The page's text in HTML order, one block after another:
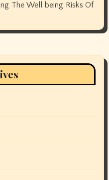
The Well being Risks Of